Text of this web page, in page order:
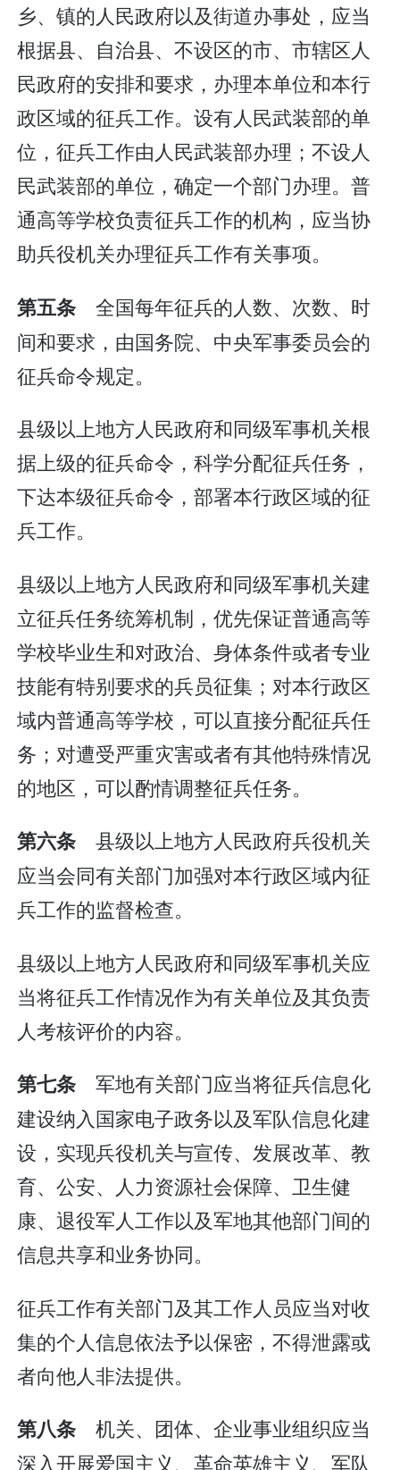
乡、镇的人民政府以及街道办事处，应当
根据县、自治县、不设区的市、市辖区人
民政府的安排和要求，办理本单位和本行
政区域的征兵工作。设有人民武装部的单
位，征兵工作由人民武装部办理；不设人
民武装部的单位，确定一个部门办理。普
通高等学校负责征兵工作的机构，应当协
助兵役机关办理征兵工作有关事项。
第五条 全国每年征兵的人数、次数、时
间和要求，由国务院、中央军事委员会的
征兵命令规定。
县级以上地方人民政府和同级军事机关根
据上级的征兵命令，科学分配征兵任务，
下达本级征兵命令，部署本行政区域的征
兵工作。
县级以上地方人民政府和同级军事机关建
立征兵任务统筹机制，优先保证普通高等
学校毕业生和对政治、身体条件或者专业
技能有特别要求的兵员征集；对本行政区
域内普通高等学校，可以直接分配征兵任
务；对遭受严重灾害或者有其他特殊情况
的地区，可以酌情调整征兵任务。
第六条 县级以上地方人民政府兵役机关
应当会同有关部门加强对本行政区域内征
兵工作的监督检查。
县级以上地方人民政府和同级军事机关应
当将征兵工作情况作为有关单位及其负责
人考核评价的内容。
第七条 军地有关部门应当将征兵信息化
建设纳入国家电子政务以及军队信息化建
设，实现兵役机关与宣传、发展改革、教
育、公安、人力资源社会保障、卫生健
康、退役军人工作以及军地其他部门间的
信息共享和业务协同。
征兵工作有关部门及其工作人员应当对收
集的个人信息依法予以保密，不得泄露或
者向他人非法提供。
第八条 机关、团体、企业事业组织应当
深入开展爱国主义、革命英雄主义、军队